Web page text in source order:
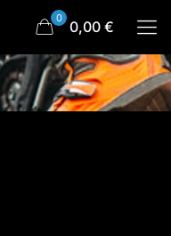
0 0,00 €